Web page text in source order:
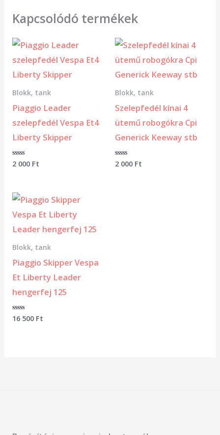
Kapcsolódó termékek
Blokk, tank
Piaggio Leader
szelepfedél Vespa Et4
Liberty Skipper
Értékelés:
2 000 Ft
Blokk, tank
Szelepfedél kínai 4
ütemű robogókra Cpi
Generick Keeway stb
Értékelés:
2 000 Ft
Blokk, tank
Piaggio Skipper Vespa
Et Liberty Leader
hengerfej 125
Értékelés:
16 500 Ft